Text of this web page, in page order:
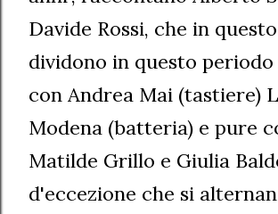
Davide Rossi, che in
dividono in questo
con Andrea Mai (tastiere)
Modena (batteria) e pure
Matilde Grillo e Giulia
d'eccezione che si